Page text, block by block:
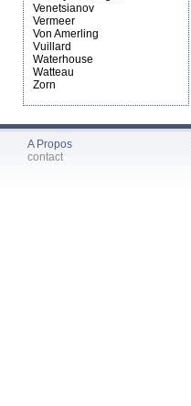
Venetsianov
Vermeer
Von Amerling
Vuillard
Waterhouse
Watteau
Zorn
A Propos
contact